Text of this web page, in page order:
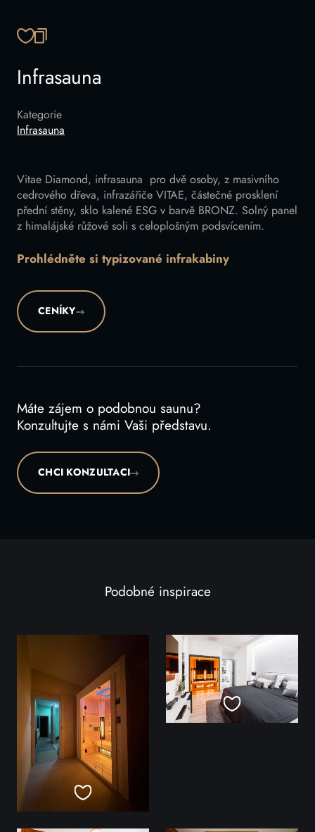
ZKOPÍROVAT ODKAZ
Infrasauna
Kategorie
Infrasauna
Vitae Diamond, infrasauna pro dvě osoby, z masivního
cedrového dřeva, infrazářiče VITAE, částečné prosklení
přední stěny, sklo kalené ESG v barvě BRONZ. Solný panel
z himalájské růžové soli s celoplošným podsvícením.
Prohlédněte si typizované infrakabiny
CENÍKY
Máte zájem o podobnou saunu?
Konzultujte s námi Vaši představu.
CHCI KONZULTACI
Podobné inspirace